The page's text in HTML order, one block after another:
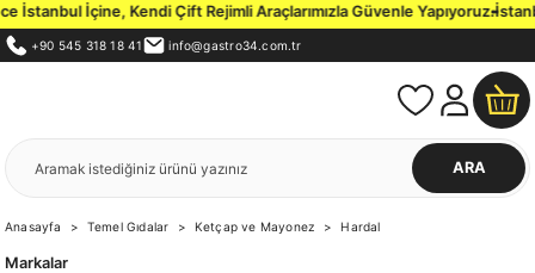
İçine, Kendi Çift Rejimli Araçlarımızla Güvenle Yapıyoruz.İstanbul
+90 545 318 18 41 info@gastro34.com.tr
ARA
Anasayfa Temel Gıdalar Ketçap ve Mayonez Hardal
Markalar